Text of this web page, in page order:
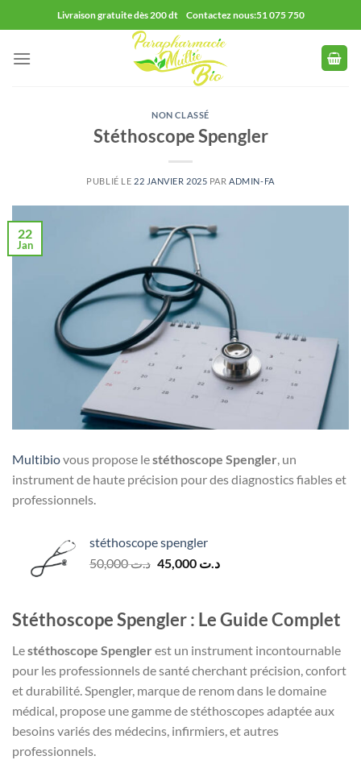
au
contenu
Livraison gratuite dès 200 dt Contactez nous:51 075 750
NON CLASSÉ
Stéthoscope Spengler
PUBLIÉ LE 22 JANVIER 2025 PAR ADMIN-FA
22
Jan
Multibiovous propose lestéthoscope Spengler, un
instrument de haute précision pour des diagnostics fiables et
professionnels.
stéthoscope spengler
د.ت50,000
Le
était :
د.ت 45,000
Le
est :
د.ت 45,000.
Stéthoscope Spengler : Le Guide Complet
Lestéthoscope Spengler est un instrument incontournable
pour les professionnels de santé cherchant précision, confort
et durabilité. Spengler, marque de renom dans le domaine
médical, propose une gamme de stéthoscopes adaptée aux
besoins variés des médecins, infirmiers, et autres
professionnels.